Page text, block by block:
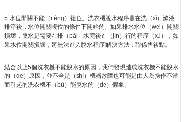
5.水位開關不能（néng）複位。洗衣機脫水程序是在洗（xǐ）滌液
排淨後，水位開關複位的條件下開始的。如果排水水位（wèi）開關
損壞，脫水是需要在排（pái）水完後進（jìn）行的程序（xù），如
果水位開關損壞，將無法進入脫水程序!解決方法：聯係售後點。
結合以上5個洗衣機不能脫水的原因，我們發現造成洗衣機不能脫水
的（de）原因，並不全是（shì）機器故障也可能是由人為操作不當
而引起的洗衣機不（bú）能脫水的（de）假象。